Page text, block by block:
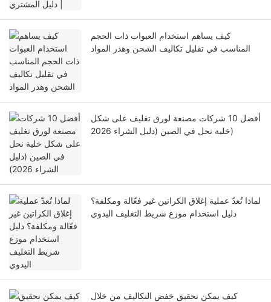
كيف يساهم استخدام العبوات ذات الحجم
المناسب في تقليل تكاليف الشحن وهدر المواد
أفضل 10 شركات مصنعة لورق تغليف على شكل
خلية نحل في الصين (دليل الشراء 2026)
لماذا تُعدّ عملية إغلاق الكراتين غير فعّالة ومكلفة؟
دليل استخدام موزع شريط التغليف اليدوي
كيف يمكن تحقيق خفض التكاليف من خلال